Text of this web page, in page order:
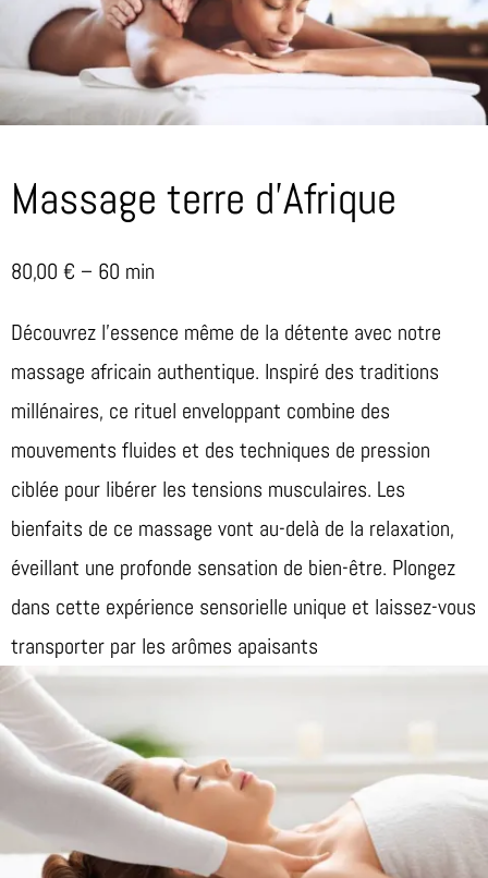
Massage terre d’Afrique
80,00 € – 60 min
Découvrez l’essence même de la détente avec notre
massage africain authentique. Inspiré des traditions
millénaires, ce rituel enveloppant combine des
mouvements fluides et des techniques de pression
ciblée pour libérer les tensions musculaires. Les
bienfaits de ce massage vont au-delà de la relaxation,
éveillant une profonde sensation de bien-être. Plongez
dans cette expérience sensorielle unique et laissez-vous
transporter par les arômes apaisants